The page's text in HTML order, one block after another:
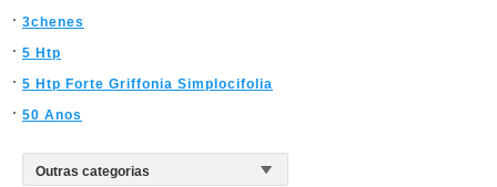
3chenes
5 Htp
5 Htp Forte Griffonia Simplocifolia
50 Anos